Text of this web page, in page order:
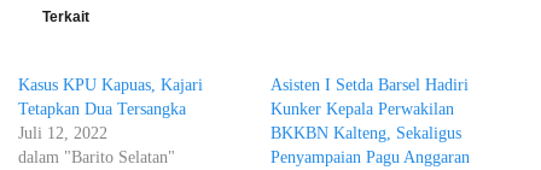
Terkait
Kasus KPU Kapuas, Kajari
Tetapkan Dua Tersangka
Juli 12, 2022
dalam "Barito Selatan"
Asisten I Setda Barsel Hadiri
Kunker Kepala Perwakilan
BKKBN Kalteng, Sekaligus
Penyampaian Pagu Anggaran